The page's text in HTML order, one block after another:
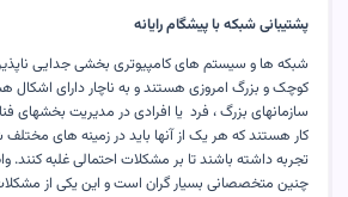
پشتیبانی شبکه با پیشگام رایانه
شبکه ها و سیستم های کامپیوتری بخشی جدایی
کوچک و بزرگ امروزی هستند و به ناچار دارای اشکال
سازمانهای بزرگ ، فرد یا افرادی در مدیریت بخشهای
کار هستند که هر یک از آنها باید در زمینه های مختلف
تجربه داشته باشند تا بر مشکلات احتمالی غلبه
چنین متخصصانی بسیار گران است و این یکی از